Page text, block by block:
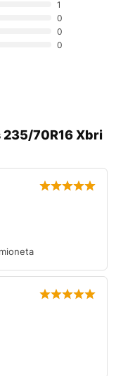
1
0
0
0
235/70R16 Xbri